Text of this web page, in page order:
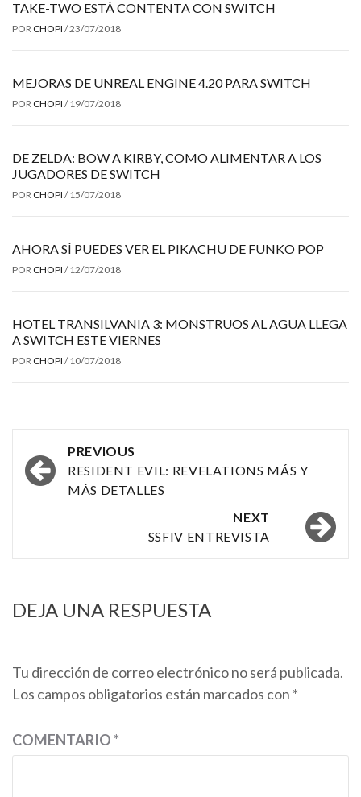
TAKE-TWO ESTÁ CONTENTA CON SWITCH
POR CHOPI /23/07/2018
MEJORAS DE UNREAL ENGINE 4.20 PARA SWITCH
POR CHOPI / 19/07/2018
DE ZELDA: BOW A KIRBY, COMO ALIMENTAR A LOS
JUGADORES DE SWITCH
POR CHOPI / 15/07/2018
AHORA SÍ PUEDES VER EL PIKACHU DE FUNKO POP
POR CHOPI / 12/07/2018
HOTEL TRANSILVANIA 3: MONSTRUOS AL AGUA LLEGA
A SWITCH ESTE VIERNES
POR CHOPI / 10/07/2018
Post
navigation
PREVIOUS
RESIDENT EVIL: REVELATIONS MÁS Y
MÁS DETALLES
NEXT
SSFIV ENTREVISTA
DEJA UNA RESPUESTA
Tu dirección de correo electrónico no será publicada.
Los campos obligatorios están marcados con *
COMENTARIO*